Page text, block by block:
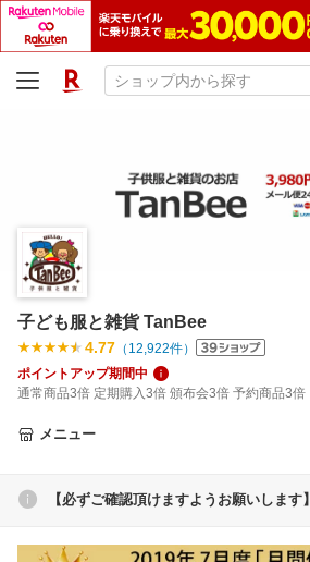
子ども服と雑貨 TanBee
4.77 （ 12,922件）
ポイントアップ期間中
通常商品3倍 定期購入3倍 頒布会3倍 予約商品3倍
メニュー
【必ずご確認頂けますようお願いします】